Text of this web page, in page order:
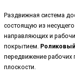
Раздвижная система
состоящую из
направляющих и
покрытием.
передвижение рабочих
плоскости.